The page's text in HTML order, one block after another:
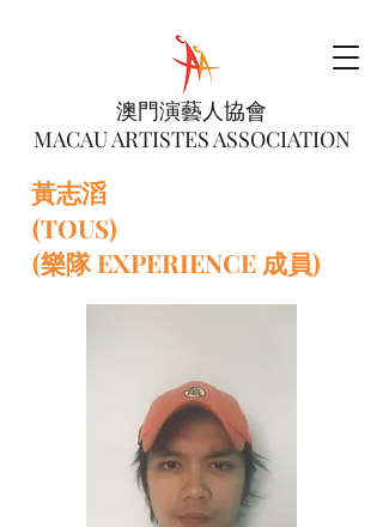
澳門演藝人協會
MACAU ARTISTES ASSOCIATION
黃志滔
(TOUS)
(樂隊 EXPERIENCE 成員)